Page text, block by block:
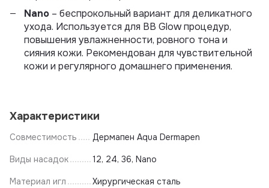
Nano – беспрокольный вариант для деликатного
ухода. Используется для BB Glow процедур,
повышения увлажненности, ровного тона и
сияния кожи. Рекомендован для чувствительной
кожи и регулярного домашнего применения.
Характеристики
Совместимость Дермапен Aqua Dermapen
Виды насадок 12, 24, 36, Nano
Материал игл Хирургическая сталь